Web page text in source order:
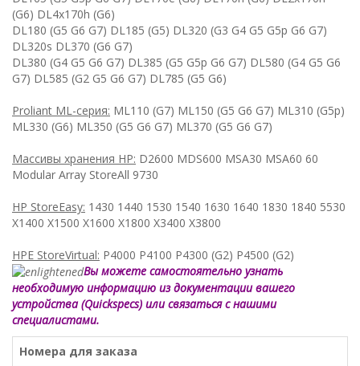
(G6) DL4x170h (G6)
DL180 (G5 G6 G7) DL185 (G5) DL320 (G3 G4 G5 G5p G6 G7)
DL320s DL370 (G6 G7)
DL380 (G4 G5 G6 G7) DL385 (G5 G5p G6 G7) DL580 (G4 G5 G6
G7) DL585 (G2 G5 G6 G7) DL785 (G5 G6)
Proliant ML-серия: ML110 (G7) ML150 (G5 G6 G7) ML310 (G5p)
ML330 (G6) ML350 (G5 G6 G7) ML370 (G5 G6 G7)
Массивы хранения HP: D2600 MDS600 MSA30 MSA60 60
Modular Array StoreAll 9730
HP StoreEasy: 1430 1440 1530 1540 1630 1640 1830 1840 5530
X1400 X1500 X1600 X1800 X3400 X3800
HPE StoreVirtual: P4000 P4100 P4300 (G2) P4500 (G2)
Вы можете самостоятельно узнать
необходимую информацию из документации вашего
устройства (Quickspecs) или связаться с нашими
специалистами.
Номера для заказа